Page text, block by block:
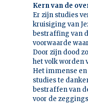
Kern van de
Er zijn studies
kruisiging van
bestraffing van
voorwaarde
Door zijn dood
het volk worden
Het immense
studies te
bestraffen van
voor de